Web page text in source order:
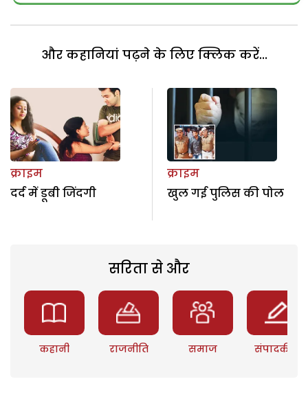
और कहानियां पढ़ने के लिए क्लिक करें...
क्राइम
दर्द में डूबी जिंदगी
क्राइम
खुल गई पुलिस की पोल
सरिता से और
कहानी राजनीति समाज संपादकीय